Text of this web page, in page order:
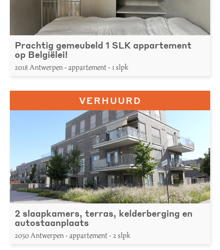
Prachtig gemeubeld 1 SLK appartement
op Belgiëlei!
2018 Antwerpen - appartement - 1 slpk
VERHUURD
2 slaapkamers, terras, kelderberging en
autostaanplaats
2050 Antwerpen - appartement - 2 slpk